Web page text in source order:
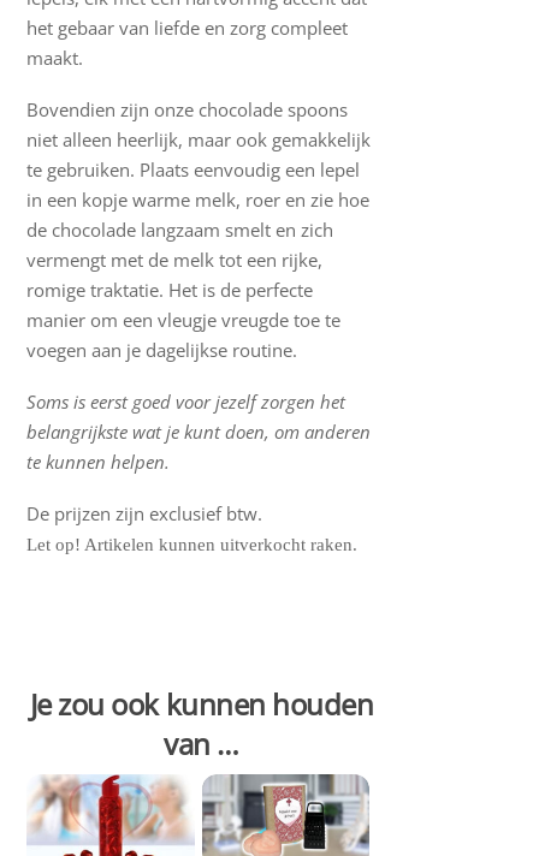
het gebaar van liefde en zorg compleet
maakt.
Bovendien zijn onze chocolade spoons
niet alleen heerlijk, maar ook gemakkelijk
te gebruiken. Plaats eenvoudig een lepel
in een kopje warme melk, roer en zie hoe
de chocolade langzaam smelt en zich
vermengt met de melk tot een rijke,
romige traktatie. Het is de perfecte
manier om een vleugje vreugde toe te
voegen aan je dagelijkse routine.
Soms is eerst goed voor jezelf zorgen het
belangrijkste wat je kunt doen, om anderen
te kunnen helpen.
De prijzen zijn exclusief btw.
Let op! Artikelen kunnen uitverkocht raken.
Je zou ook kunnen houden
van …